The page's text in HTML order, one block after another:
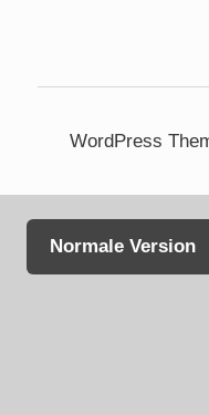
WordPress
Normale Version